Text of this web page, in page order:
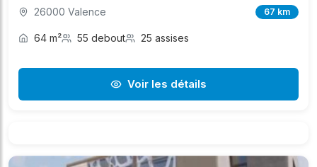
26000 Valence 67 km
64 m² 55 debout 25 assises
Voir les détails